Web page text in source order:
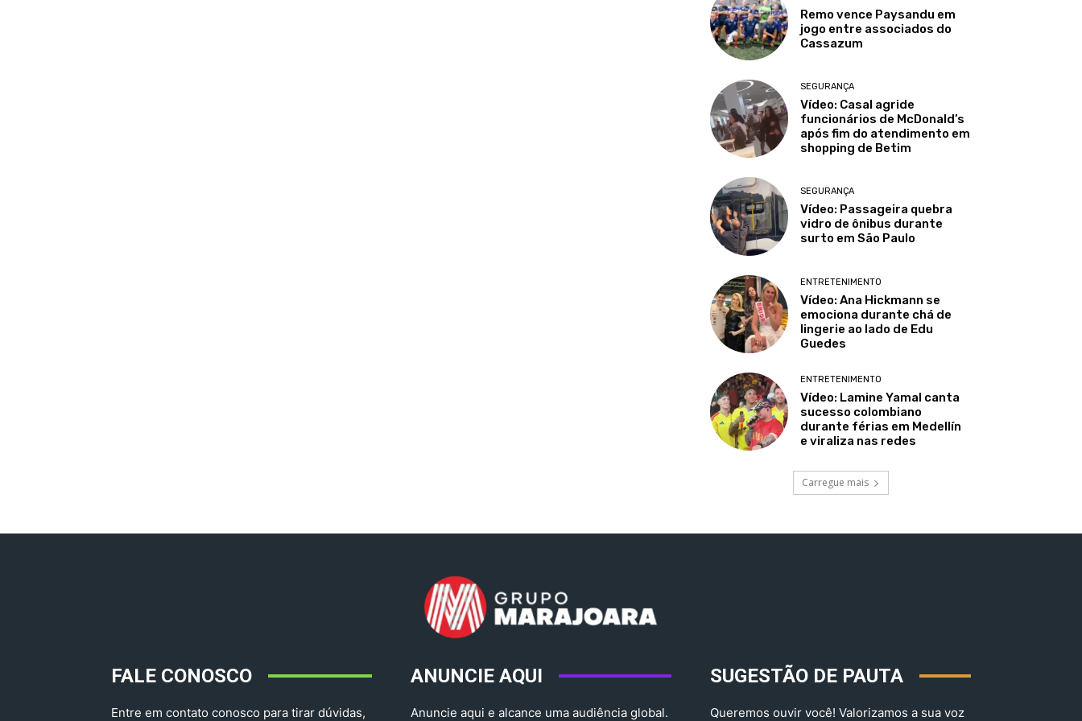
Remo vence Paysandu em
jogo entre associados do
Cassazum
SEGURANÇA
Vídeo: Casal agride
funcionários de McDonald’s
após fim do atendimento em
shopping de Betim
SEGURANÇA
Vídeo: Passageira quebra
vidro de ônibus durante
surto em São Paulo
ENTRETENIMENTO
Vídeo: Ana Hickmann se
emociona durante chá de
lingerie ao lado de Edu
Guedes
ENTRETENIMENTO
Vídeo: Lamine Yamal canta
sucesso colombiano
durante férias em Medellín
e viraliza nas redes
Carregue mais
FALE CONOSCO
Entre em contato conosco para tirar dúvidas,
ANUNCIE AQUI
Anuncie aqui e alcance uma audiência global.
SUGESTÃO DE PAUTA
Queremos ouvir você! Valorizamos a sua voz